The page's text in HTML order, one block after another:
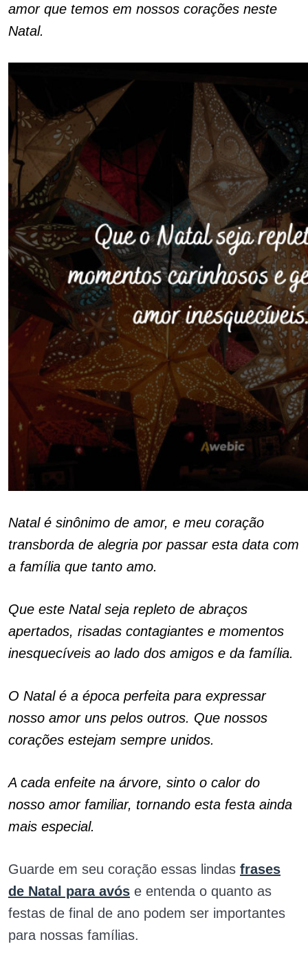
amor que temos em nossos corações neste
Natal.
Natal é sinônimo de amor, e meu coração
transborda de alegria por passar esta data com
a família que tanto amo.
Que este Natal seja repleto de abraços
apertados, risadas contagiantes e momentos
inesquecíveis ao lado dos amigos e da família.
O Natal é a época perfeita para expressar
nosso amor uns pelos outros. Que nossos
corações estejam sempre unidos.
A cada enfeite na árvore, sinto o calor do
nosso amor familiar, tornando esta festa ainda
mais especial.
Guarde em seu coração essas lindas frases
de Natal para avós e entenda o quanto as
festas de final de ano podem ser importantes
para nossas famílias.